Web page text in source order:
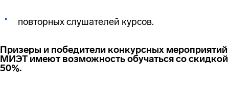
повторных слушателей курсов.
Призеры и победители конкурсных мероприятий
МИЭТ имеют возможность обучаться со скидкой
50%.